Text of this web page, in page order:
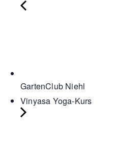
GartenClub Niehl
Vinyasa Yoga-Kurs